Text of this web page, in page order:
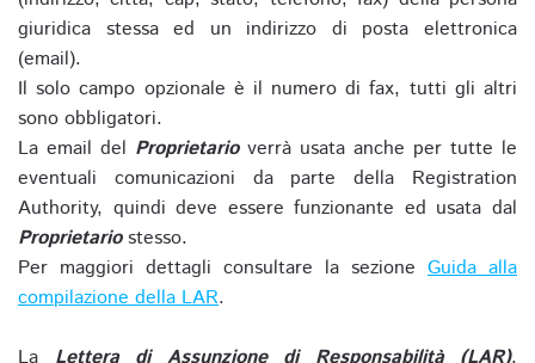
giuridica stessa ed un indirizzo di posta elettronica
(email).
Il solo campo opzionale è il numero di fax, tutti gli altri
sono obbligatori.
La email del Proprietarioverrà usata anche per tutte le
eventuali comunicazioni da parte della Registration
Authority, quindi deve essere funzionante ed usata dal
Proprietariostesso.
Per maggiori dettagli consultare la sezione Guida alla
compilazione della LAR.